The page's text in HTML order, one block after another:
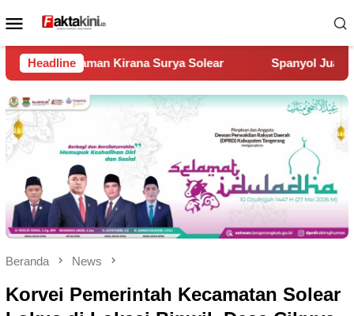
ke
Menu
Mobile
Headline
Solear Spanyol Juara Piala Dunia 2026, Kalahkan
Beranda News
Korvei Pemerintah Kecamatan Solear